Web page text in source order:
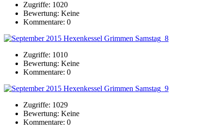
Zugriffe: 1020
Bewertung: Keine
Kommentare: 0
Zugriffe: 1010
Bewertung: Keine
Kommentare: 0
Zugriffe: 1029
Bewertung: Keine
Kommentare: 0